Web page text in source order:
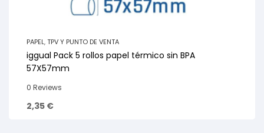
PAPEL,TPV Y PUNTO DE VENTA
iggual Pack 5 rollos papel térmico sin BPA
57X57mm
0 Reviews
2,35 €